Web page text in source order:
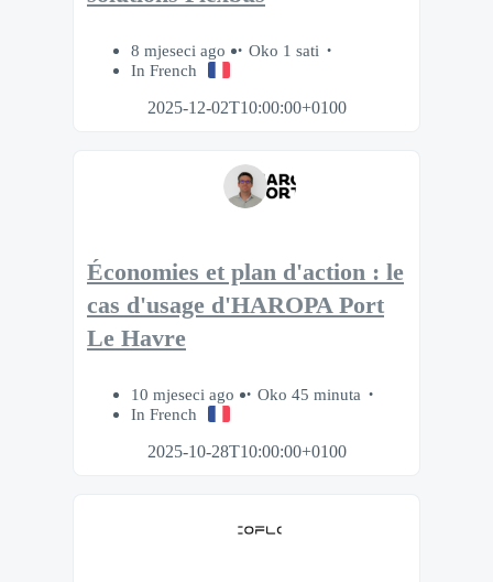
8 mjeseci ago
Oko 1 sati
In French
2025-12-02T10:00:00+0100
Économies et plan d'action : le
cas d'usage d'HAROPA Port
Le Havre
10 mjeseci ago
Oko 45 minuta
In French
2025-10-28T10:00:00+0100